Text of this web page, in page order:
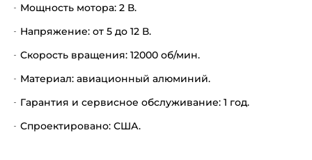
Мощность мотора: 2 В.
Напряжение: от 5 до 12 В.
Скорость вращения: 12000 об/мин.
Материал: авиационный алюминий.
Гарантия и сервисное обслуживание: 1 год.
Спроектировано: США.